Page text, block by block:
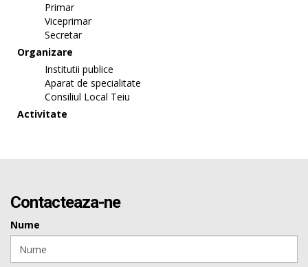
Primar
Viceprimar
Secretar
Organizare
Institutii publice
Aparat de specialitate
Consiliul Local Teiu
Activitate
Contacteaza-ne
Nume